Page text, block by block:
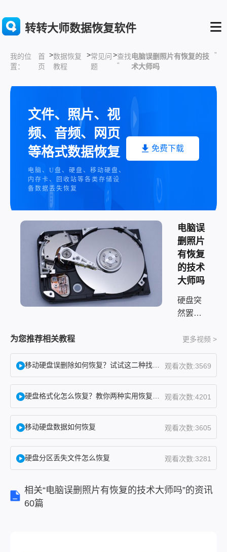
转转大师数据恢复软件
我的位
置：
首
页
>数据恢复
教程
>常见问
题
>查找
“
电脑误删照片有恢复的技
术大师吗
”
文件、照片、视
频、音频、网页
等格式数据恢复
电脑、U盘、硬盘、移动硬盘、
内存卡、回收站等各类存储设
备数据丢失恢复
免费下载
电脑误
删照片
有恢复
的技术
大师吗
硬盘突
然罢
要文件
开，这
种事谁
会慌。
很多人
第一反
应就是
盘坏了
数据
为您推荐相关教程 更多视频 >
观看次数:3569
观看次数:4201
移动硬盘数据如何恢复 观看次数:3605
硬盘分区丢失文件怎么恢复 观看次数:3281
相关“电脑误删照片有恢复的技术大师吗”的资讯
60篇